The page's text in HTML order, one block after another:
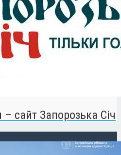
сайт Запорозька Січ